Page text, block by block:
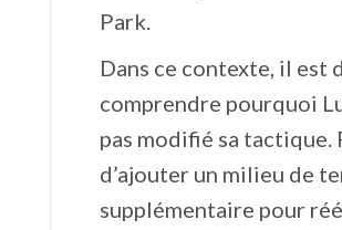
Park.
Dans ce contexte, il est
comprendre pourquoi
pas modifié sa tactique.
d’ajouter un milieu de
supplémentaire pour